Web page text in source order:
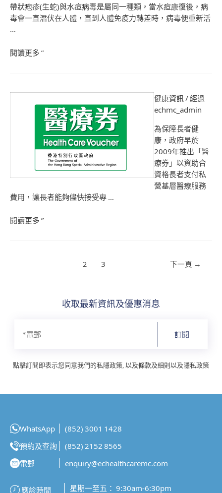
帶狀疱疹(生蛇)與水痘病毒是屬同一種類，當水痘康復後，病
毒會一直潛伏在人體，直到人體免疫力轉差時，病毒便重新活
…
閱讀更多 ”
健康資訊 / 經過
echmc_admin
為保障長者健
康，政府早於
2009年推出「醫
療券」以資助合
資格長者支付私
營基層醫療服務
費用，讓長者能夠儘快接受專 …
閱讀更多 ”
2 3 下一頁 →
收取最新資訊及優惠消息
訂閱
點擊訂閱即表示您同意我們的私隱政策, 以及條款及細則以及隱私政策
WhatsApp
(852) 3001 1428
預約及查詢
(852) 2152 8565
電郵
enquiry@echealthcaremc.com
應診時間 星期一至五： 9:30am-6:30pm